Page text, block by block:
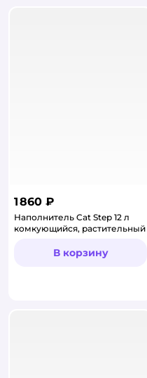
1 860 ₽
Наполнитель Cat Step 12 л
комкующийся, растительный
В корзину